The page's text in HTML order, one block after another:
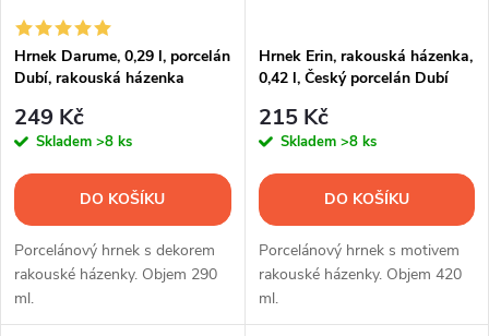
Hrnek Darume, 0,29 l, porcelán
Dubí, rakouská házenka
249 Kč
Skladem >8 ks
DO KOŠÍKU
Porcelánový hrnek s dekorem
rakouské házenky. Objem 290
ml.
Hrnek Erin, rakouská házenka,
0,42 l, Český porcelán Dubí
215 Kč
Skladem >8 ks
DO KOŠÍKU
Porcelánový hrnek s motivem
rakouské házenky. Objem 420
ml.